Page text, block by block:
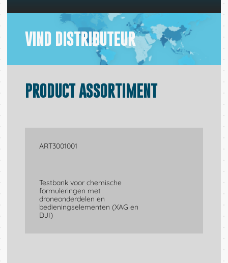
CONTACT
VIND DISTRIBUTEUR
PRODUCT ASSORTIMENT
ART3001001
Testbank voor chemische
formuleringen met
droneonderdelen en
bedieningselementen (XAG en
DJI)